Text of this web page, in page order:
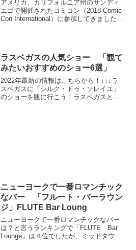
アメリカ、カリフォルニア州のサンディ
エゴで開催されたコミコン（2018 Comic-
Con International）に参加してきました。
ラスベガスの人気ショー 「観て
みたいおすすめのショー6選」
2022年最新の情報はこちらから！↓↓↓ラ
スベガスに「シルク・ドゥ・ソレイユ」
のショーを観に行こう！ラスベガスと言
ニューヨークで一番ロマンチック
なバー 「フルート・バーラウン
ジ」FLUTE Bar Loung
ニューヨークで一番ロマンチックなバー
は？と言うランキングで「FLUTE Bar
Lounge」は４位でしたが、ミッドタウン